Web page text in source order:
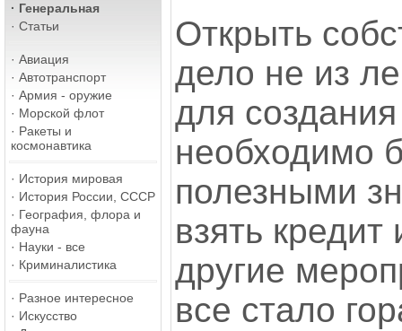
· Генеральная
· Статьи
· Авиация
· Автотранспорт
· Армия - оружие
· Морской флот
· Ракеты и
космонавтика
· История мировая
· История России, СССР
· География, флора и
фауна
· Науки - все
· Криминалистика
· Разное интересное
· Искусство
Открыть
дело не из
для
необходимо
полезными
взять
другие
все стало